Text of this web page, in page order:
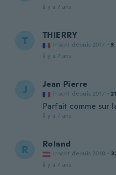
il y a 7 ans
T THIERRY
Inscrit depuis 2017 · 3
il y a 7 ans
J Jean Pierre
Inscrit depuis 2017 ·
Parfait comme sur
il y a 7 ans
R Roland
Inscrit depuis 2018 ·
il y a 7 ans